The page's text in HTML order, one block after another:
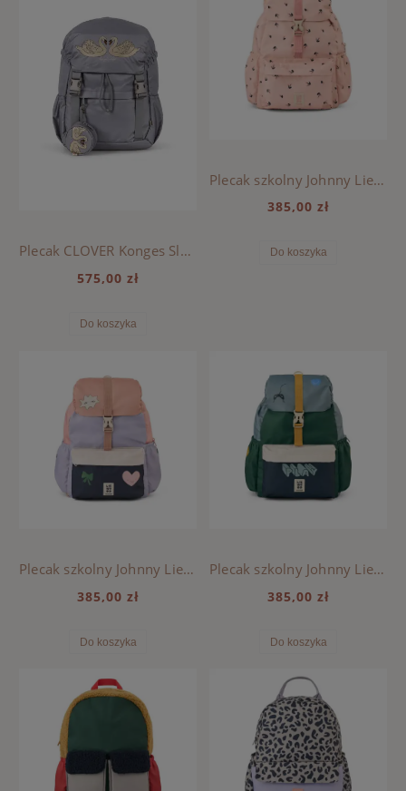
Plecak CLOVER Konges Sloejd - SLEET
575,00 zł
Do koszyka
Plecak szkolny Johnny Liewood - CHERRY HEART / ROSEY
385,00 zł
Do koszyka
Plecak szkolny Johnny Liewood - MOOD MULTI MIX
385,00 zł
Do koszyka
Plecak szkolny Johnny Liewood - PLAY MULTI MIX
385,00 zł
Do koszyka